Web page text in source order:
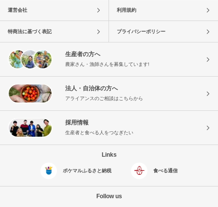
運営会社 利用規約
特商法に基づく表記 プライバシーポリシー
生産者の方へ
農家さん・漁師さんを募集しています!
法人・自治体の方へ
アライアンスのご相談はこちらから
採用情報
生産者と食べる人をつなぎたい
Links
ポケマルふるさと納税 食べる通信
Follow us